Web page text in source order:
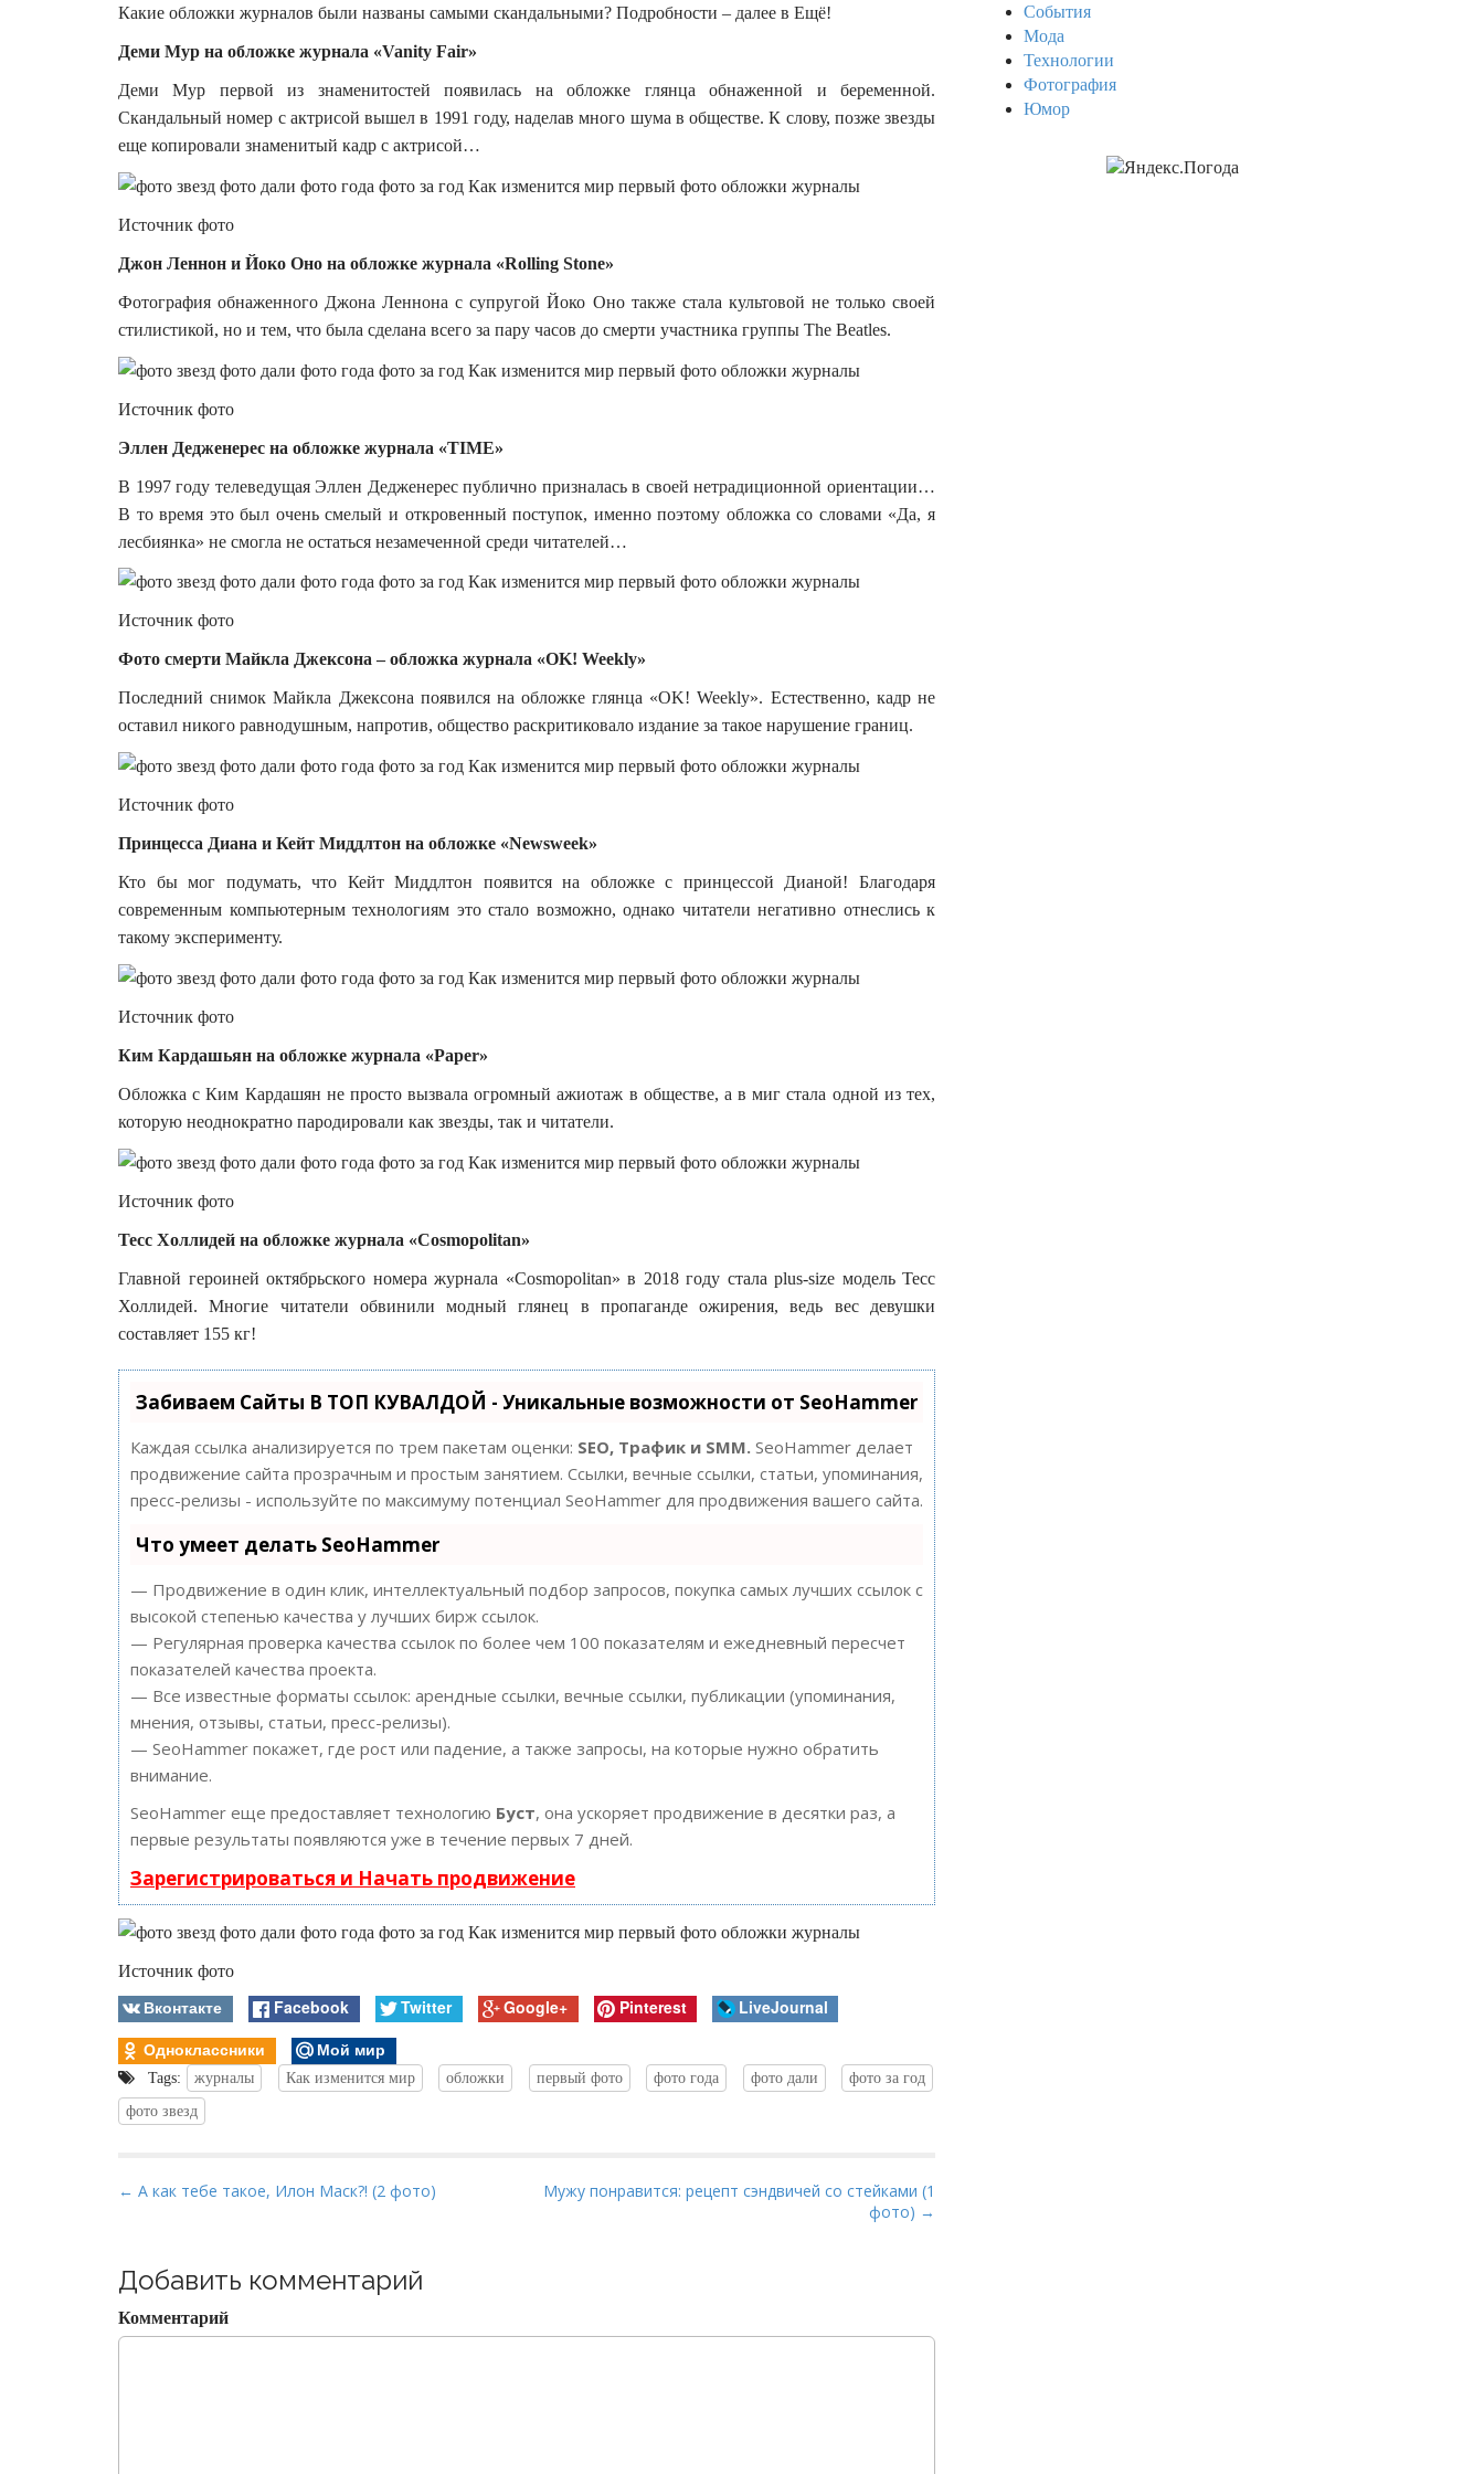
Какие обложки журналов были названы самыми скандальными? Подробности – далее в Ещё!
Деми Мур на обложке журнала «Vanity Fair»
Деми Мур первой из знаменитостей появилась на обложке глянца обнаженной и беременной.
Скандальный номер с актрисой вышел в 1991 году, наделав много шума в обществе. К слову, позже звезды
еще копировали знаменитый кадр с актрисой…
Источник фото
Джон Леннон и Йоко Оно на обложке журнала «Rolling Stone»
Фотография обнаженного Джона Леннона с супругой Йоко Оно также стала культовой не только своей
стилистикой, но и тем, что была сделана всего за пару часов до смерти участника группы The Beatles.
Источник фото
Эллен Дедженерес на обложке журнала «TIME»
В 1997 году телеведущая Эллен Дедженерес публично призналась в своей нетрадиционной ориентации…
В то время это был очень смелый и откровенный поступок, именно поэтому обложка со словами «Да, я
лесбиянка» не смогла не остаться незамеченной среди читателей…
Источник фото
Фото смерти Майкла Джексона – обложка журнала «OK! Weekly»
Последний снимок Майкла Джексона появился на обложке глянца «OK! Weekly». Естественно, кадр не
оставил никого равнодушным, напротив, общество раскритиковало издание за такое нарушение границ.
Источник фото
Принцесса Диана и Кейт Миддлтон на обложке «Newsweek»
Кто бы мог подумать, что Кейт Миддлтон появится на обложке с принцессой Дианой! Благодаря
современным компьютерным технологиям это стало возможно, однако читатели негативно отнеслись к
такому эксперименту.
Источник фото
Ким Кардашьян на обложке журнала «Paper»
Обложка с Ким Кардашян не просто вызвала огромный ажиотаж в обществе, а в миг стала одной из тех,
которую неоднократно пародировали как звезды, так и читатели.
Источник фото
Тесс Холлидей на обложке журнала «Cosmopolitan»
Главной героиней октябрьского номера журнала «Cosmopolitan» в 2018 году стала plus-size модель Тесс
Холлидей. Многие читатели обвинили модный глянец в пропаганде ожирения, ведь вес девушки
составляет 155 кг!
Забиваем Сайты В ТОП КУВАЛДОЙ - Уникальные возможности от SeoHammer
Каждая ссылка анализируется по трем пакетам оценки: SEO, Трафик и SMM. SeoHammer делает
продвижение сайта прозрачным и простым занятием. Ссылки, вечные ссылки, статьи, упоминания,
пресс-релизы - используйте по максимуму потенциал SeoHammer для продвижения вашего сайта.
Что умеет делать SeoHammer
— Продвижение в один клик, интеллектуальный подбор запросов, покупка самых лучших ссылок с
высокой степенью качества у лучших бирж ссылок.
— Регулярная проверка качества ссылок по более чем 100 показателям и ежедневный пересчет
показателей качества проекта.
— Все известные форматы ссылок: арендные ссылки, вечные ссылки, публикации (упоминания,
мнения, отзывы, статьи, пресс-релизы).
— SeoHammer покажет, где рост или падение, а также запросы, на которые нужно обратить
внимание.
SeoHammer еще предоставляет технологию Буст, она ускоряет продвижение в десятки раз, а
первые результаты появляются уже в течение первых 7 дней.
Зарегистрироваться и Начать продвижение
Источник фото
Вконтакте Facebook Twitter Google+ Pinterest
LiveJournal
Одноклассники
Мой мир
Tags: журналы Как изменится мир обложки первый фото фото года фото дали
фото за год
фото звезд
P
t
n
a
← А как тебе такое, Илон Маск?! (2 фото)
Мужу понравится: рецепт сэндвичей со стейками (1
фото) →
Добавить комментарий
Комментарий
События
Мода
Технологии
Фотография
Юмор